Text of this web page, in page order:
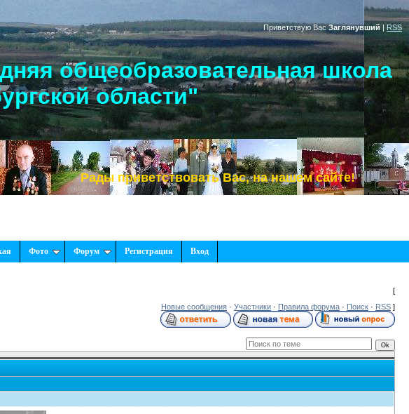
Приветствую Вас Заглянувший | RSS
общеобразовательная школа
области"
Рады приветствовать Вас, на нашем сайте!
Фото Форум Регистрация Вход
[
Новые сообщения · Участники · Правила форума · Поиск · RSS ]